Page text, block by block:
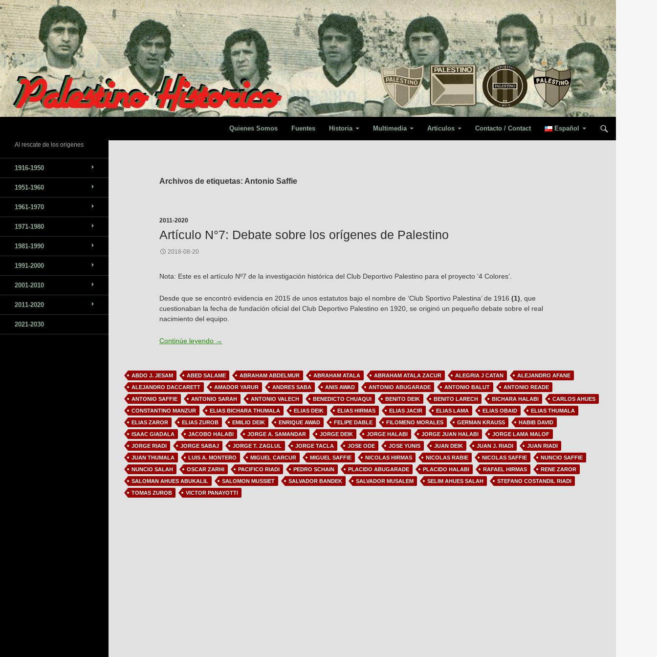
Saltar
al
contenido
Quienes Somos Fuentes Historia Multimedia Articulos Contacto / Contact Español
Archivos de etiquetas: Antonio Saffie
2011-2020
Artículo N°7: Debate sobre los orígenes de Palestino
2018-08-20
Nota: Este es el artículo Nº7 de la investigación histórica del Club Deportivo Palestino para el proyecto ‘4 Colores’.
Desde que se encontró evidencia en 2015 de unos estatutos bajo el nombre de ‘Club Sportivo Palestina’ de 1916 (1) , que
cuestionaban la fecha de fundación oficial del Club Deportivo Palestino en 1920, se originó un pequeño debate sobre el real
nacimiento del equipo.
Continúe leyendo Artículo N°7: Debate sobre los orígenes de Palestino
→
ABDO J. JESAM ABED SALAME ABRAHAM ABDELMUR ABRAHAM ATALA ABRAHAM ATALA ZACUR ALEGRIA J CATAN
ALEJANDRO AFANE
ALEJANDRO DACCARETT
AMADOR YARUR ANDRES SABA ANIS AWAD ANTONIO ABUGARADE ANTONIO BALUT
ANTONIO READE
ANTONIO SAFFIE
ANTONIO SARAH ANTONIO VALECH BENEDICTO CHUAQUI BENITO DEIK BENITO LARECH BICHARA HALABI
CARLOS AHUES
CONSTANTINO MANZUR
ELIAS BICHARA THUMALA ELIAS DEIK ELIAS HIRMAS ELIAS JACIR ELIAS LAMA ELIAS OBAID
ELIAS THUMALA
ELIAS ZAROR
ELIAS ZUROB EMILIO DEIK ENRIQUE AWAD FELIPE DABLE FILOMENO MORALES GERMAN KRAUSS
HABIB DAVID
ISAAC GIADALA
JACOBO HALABI JORGE A. SAMANDAR JORGE DEIK JORGE HALABI JORGE JUAN HALABI
JORGE LAMA MALOF
JORGE RIADI
JORGE SABAJ JORGE T. ZAGLUL JORGE TACLA JOSE ODE JOSE YUNIS JUAN DEIK JUAN J. RIADI
JUAN RIADI
JUAN THUMALA
LUIS A. MONTERO MIGUEL CARCUR MIGUEL SAFFIE NICOLAS HIRMAS NICOLAS RABIE NICOLAS SAFFIE
NUNCIO SAFFIE
NUNCIO SALAH
OSCAR ZARHI PACIFICO RIADI PEDRO SCHAIN PLACIDO ABUGARADE PLACIDO HALABI RAFAEL HIRMAS
RENE ZAROR
SALOMAN AHUES ABUKALIL
SALOMON MUSSIET SALVADOR BANDEK SALVADOR MUSALEM SELIM AHUES SALAH
STEFANO COSTANDIL RIADI
TOMAS ZUROB
VICTOR PANAYOTTI
Al rescate de los origenes
1916-1950
1951-1960
1961-1970
1971-1980
1981-1990
1991-2000
2001-2010
2011-2020
2021-2030